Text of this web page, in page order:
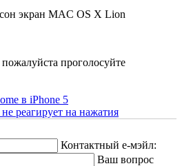
проголосуйте
в iPhone 5
реагирует на нажатия
Контактный е-мэйл:
Ваш вопрос